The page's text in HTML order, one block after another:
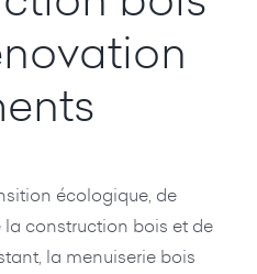
écologique, de
construction bois et de
la menuiserie bois